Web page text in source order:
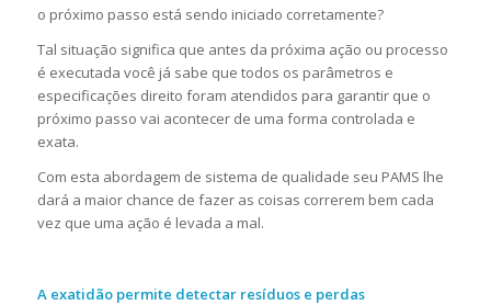
o próximo passo está sendo iniciado corretamente?
Tal situação significa que antes da próxima ação ou processo
é executada você já sabe que todos os parâmetros e
especificações direito foram atendidos para garantir que o
próximo passo vai acontecer de uma forma controlada e
exata.
Com esta abordagem de sistema de qualidade seu PAMS lhe
dará a maior chance de fazer as coisas correrem bem cada
vez que uma ação é levada a mal.
A exatidão permite detectar resíduos e perdas